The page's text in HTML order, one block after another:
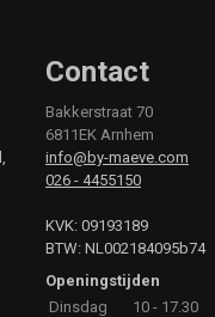
Contact
Bakkerstraat 70
6811EK Arnhem
info@by-maeve.com
026 - 4455150
KVK: 09193189
BTW: NL002184095b74
Openingstijden
Dinsdag
10 - 17.30